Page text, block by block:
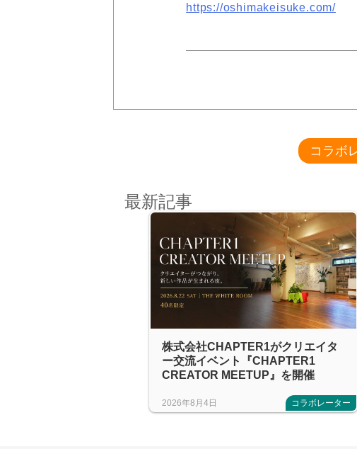
https://oshimakeisuke.com/
コラボ
最新記事
株式会社CHAPTER1がクリエイタ
ー交流イベント『CHAPTER1
CREATOR MEETUP』を開催
2026年8月4日 コラボレーター